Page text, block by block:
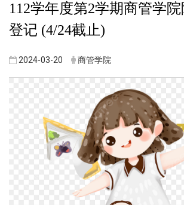
112学年度第2学期商管学
登记 (4/24截止)
2024-03-20 商管学院